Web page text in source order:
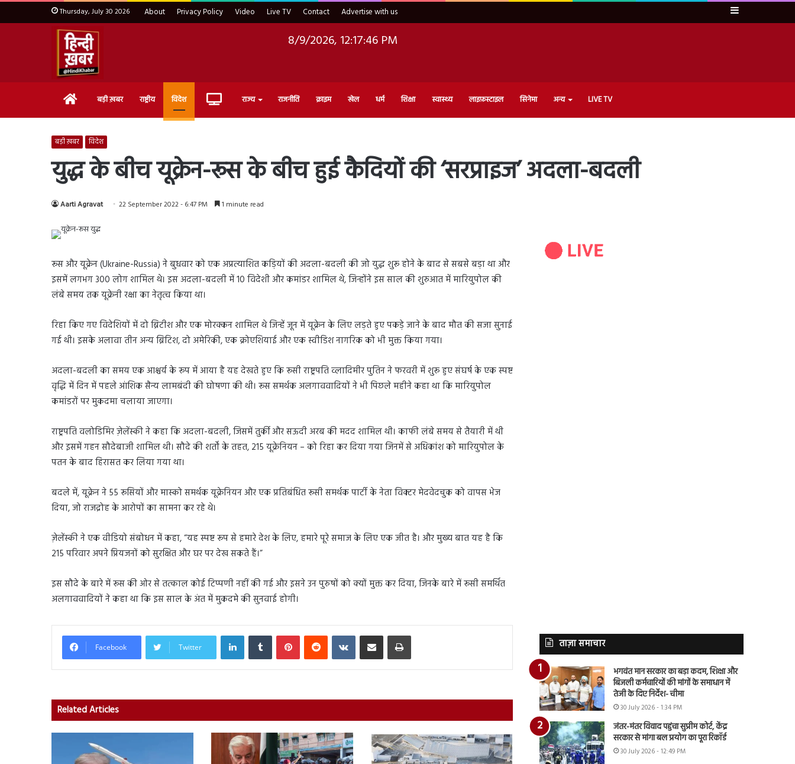
Thursday, July 30 2026 About Privacy Policy Video Live TV Contact Advertise with us Sidebar
8/9/2026, 12:17:47 PM
Home बड़ी ख़बर राष्ट्रीय विदेश Live राज्य राजनीति क्राइम खेल धर्म शिक्षा स्वास्थ्य लाइफ़स्टाइल सिनेमा अन्य LIVE TV
बड़ी ख़बर विदेश
युद्ध के बीच यूक्रेन-रूस के बीच हुई कैदियों की ‘सरप्राइज’ अदला-बदली
Aarti Agravat 22 September 2022 - 6:47 PM 1 minute read
रूस और यूक्रेन (Ukraine-Russia) ने बुधवार को एक अप्रत्याशित कड़ियों की अदला-बदली की जो युद्ध शुरू होने के बाद से सबसे बड़ा था और
इसमें लगभग 300 लोग शामिल थे। इस अदला-बदली में 10 विदेशी और कमांडर शामिल थे, जिन्होंने इस साल की शुरुआत में मारियुपोल की
लंबे समय तक यूक्रेनी रक्षा का नेतृत्व किया था।
रिहा किए गए विदेशियों में दो ब्रिटीश और एक मोरक्कन शामिल थे जिन्हें जून में यूक्रेन के लिए लड़ते हुए पकड़े जाने के बाद मौत की सजा सुनाई
गई थी। इसके अलावा तीन अन्य ब्रिटिश, दो अमेरिकी, एक क्रोएशियाई और एक स्वीडिश नागरिक को भी मुक्त किया गया।
अदला-बदली का समय एक आश्चर्य के रूप में आया है यह देखते हुए कि रूसी राष्ट्रपति व्लादिमीर पुतिन ने फरवरी में शुरू हुए संघर्ष के एक स्पष्ट
वृद्धि में दिन में पहले आंशिक सैन्य लामबंदी की घोषणा की थी। रूस समर्थक अलगाववादियों ने भी पिछले महीने कहा था कि मारियुपोल
कमांडरों पर मुकदमा चलाया जाएगा।
राष्ट्रपति वलोडिमिर ज़ेलेंस्की ने कहा कि अदला-बदली, जिसमें तुर्की और सऊदी अरब की मदद शामिल थी। काफी लंबे समय से तैयारी में थी
और इसमें गहन सौदेबाजी शामिल थी। सौदे की शर्तों के तहत, 215 यूक्रेनियन – को रिहा कर दिया गया जिनमें से अधिकांश को मारियुपोल के
पतन के बाद हिरासत कर लिया गया था।
बदले में, यूक्रेन ने 55 रूसियों और मास्को समर्थक यूक्रेनियन और एक प्रतिबंधित रूसी समर्थक पार्टी के नेता विक्टर मेदवेदचुक को वापस भेज
दिया, जो राजद्रोह के आरोपों का सामना कर रहे थे।
ज़ेलेंस्की ने एक वीडियो संबोधन में कहा, “यह स्पष्ट रूप से हमारे देश के लिए, हमारे पूरे समाज के लिए एक जीत है। और मुख्य बात यह है कि
215 परिवार अपने प्रियजनों को सुरक्षित और घर पर देख सकते हैं।”
इस सौदे के बारे में रूस की ओर से तत्काल कोई टिप्पणी नहीं की गई और इसने उन पुरुषों को क्यों मुक्त कर दिया, जिनके बारे में रूसी समर्थित
अलगाववादियों ने कहा था कि इस साल के अंत में मुकदमे की सुनवाई होगी।
Facebook Twitter
LinkedInTumblr PinterestReddit VKontakteShare via Email Print
Related Articles
ताज़ा समाचार
भगवंत मान सरकार का बड़ा कदम, शिक्षा और
बिजली कर्मचारियों की मांगों के समाधान में
तेजी के दिए निर्देश- चीमा
30 July 2026 - 1:34 PM
जंतर-मंतर विवाद पहुंचा सुप्रीम कोर्ट, केंद्र
सरकार से मांगा बल प्रयोग का पूरा रिकॉर्ड
30 July 2026 - 12:49 PM